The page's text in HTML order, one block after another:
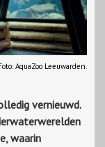
AquaZoo Leeuwarden.
vernieuwd.
waarin